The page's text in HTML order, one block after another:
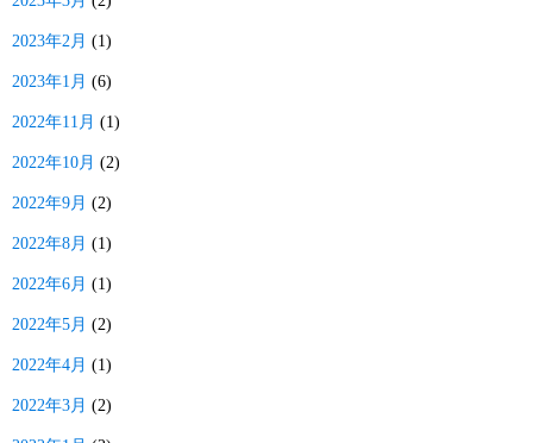
2023年2月 (1)
2023年1月 (6)
2022年11月 (1)
2022年10月 (2)
2022年9月 (2)
2022年8月 (1)
2022年6月 (1)
2022年5月 (2)
2022年4月 (1)
2022年3月 (2)